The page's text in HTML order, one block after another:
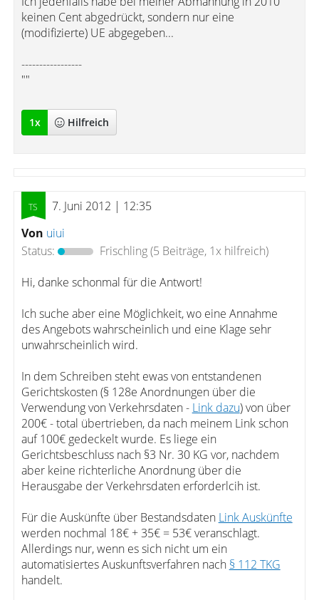
keinen Cent abgedrückt, sondern nur eine
(modifizierte) UE abgegeben...
-----------------
""
1x Hilfreich
7. Juni 2012 | 12:35
Von uiui
Status:
Frischling(5 Beiträge, 1x hilfreich)
Hi, danke schonmal für die Antwort!
Ich suche aber eine Möglichkeit, wo eine Annahme
des Angebots wahrscheinlich und eine Klage sehr
unwahrscheinlich wird.
In dem Schreiben steht ewas von entstandenen
Gerichtskosten (§ 128e Anordnungen über die
Verwendung von Verkehrsdaten - Link dazu) von über
200€ - total übertrieben, da nach meinem Link schon
auf 100€ gedeckelt wurde. Es liege ein
Gerichtsbeschluss nach §3 Nr. 30 KG vor, nachdem
aber keine richterliche Anordnung über die
Herausgabe der Verkehrsdaten erforderlcih ist.
Für die Auskünfte über Bestandsdaten Link Auskünfte
werden nochmal 18€ + 35€ = 53€ veranschlagt.
Allerdings nur, wenn es sich nicht um ein
automatisiertes Auskunftsverfahren nach § 112 TKG
handelt.